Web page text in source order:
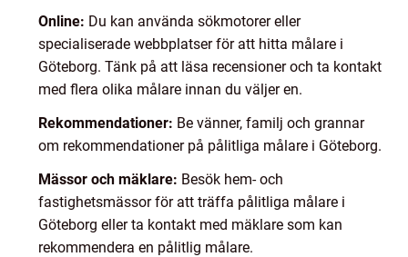
Online: Du kan använda sökmotorer eller
specialiserade webbplatser för att hitta målare i
Göteborg. Tänk på att läsa recensioner och ta kontakt
med flera olika målare innan du väljer en.
Rekommendationer: Be vänner, familj och grannar
om rekommendationer på pålitliga målare i Göteborg.
Mässor och mäklare: Besök hem- och
fastighetsmässor för att träffa pålitliga målare i
Göteborg eller ta kontakt med mäklare som kan
rekommendera en pålitlig målare.